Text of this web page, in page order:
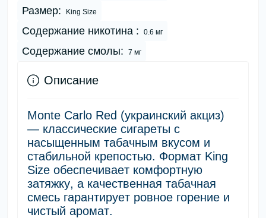
Размер: King Size
Содержание никотина : 0.6 мг
Содержание смолы: 7 мг
Описание
Monte Carlo Red (украинский акциз)
— классические сигареты с
насыщенным табачным вкусом и
стабильной крепостью. Формат King
Size обеспечивает комфортную
затяжку, а качественная табачная
смесь гарантирует ровное горение и
чистый аромат.